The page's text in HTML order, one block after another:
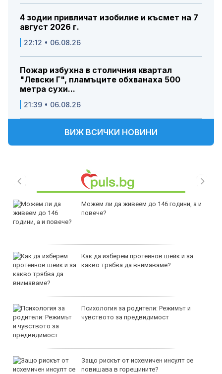
4 зодии привличат изобилие и късмет на 7
август 2026 г.
22:12 • 06.08.26
Пожар избухна в столичния квартал
"Левски Г", пламъците обхванаха 500
метра сухи...
21:39 • 06.08.26
ВИЖ ВСИЧКИ НОВИНИ
Можем ли да живеем до 146 години, а и
повече?
Как да изберем протеинов шейк и за
какво трябва да внимаваме?
Психология за родители: Режимът и
чувството за предвидимост
Защо рискът от исхемичен инсулт се
повишава в горещините?